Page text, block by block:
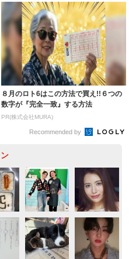
８月のロト6はこの方法で買え!!６つの
数字が『完全一致』する方法
PR(株式会社MURA)
Recommended by